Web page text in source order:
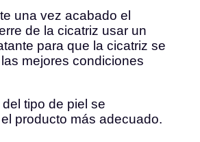
una vez acabado el
de la cicatriz usar un
para que la cicatriz se
mejores condiciones
tipo de piel se
producto más adecuado.